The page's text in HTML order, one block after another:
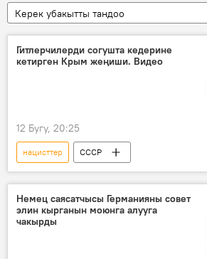
Керек убакытты тандоо
Гитлерчилерди согушта кедерине
кетирген Крым жеңиши. Видео
12 Бугу, 20:25
нацисттер
СССР
Улуу Ата Мекендик согуш
Крым
советтик аскерлер
Чабуул
Немец саясатчысы Германияны совет
элин кырганын моюнга алууга
чакырды